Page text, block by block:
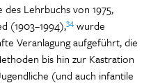
Lehrbuchs von 1975,
(1903–1994),34 wurde
Veranlagung aufgeführt, die
bis hin zur Kastration
(und auch infantile